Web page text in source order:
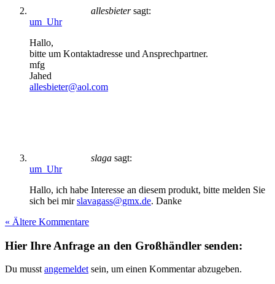
allesbieter sagt:
um Uhr
Hallo,
bitte um Kontaktadresse und Ansprechpartner.
mfg
Jahed
allesbieter@aol.com
slaga sagt:
um Uhr
Hallo, ich habe Interesse an diesem produkt, bitte melden Sie
sich bei mirslavagass@gmx.de. Danke
« Ältere Kommentare
Hier Ihre Anfrage an den Großhändler senden:
Du musst angemeldet sein, um einen Kommentar abzugeben.